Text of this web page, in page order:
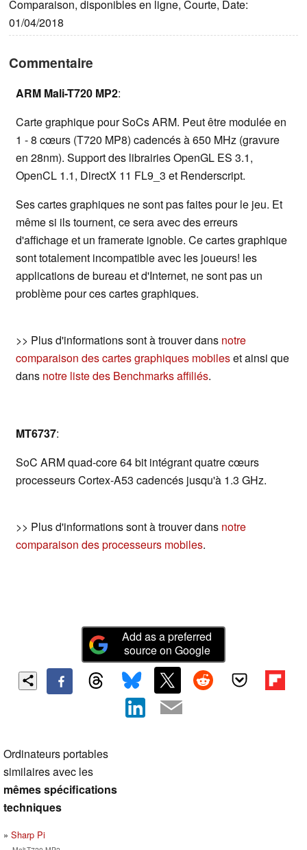
Comparaison, disponibles en ligne, Courte, Date:
01/04/2018
Commentaire
ARM Mali-T720 MP2:
Carte graphique pour SoCs ARM. Peut être modulée en
1 - 8 cœurs (T720 MP8) cadencés à 650 MHz (gravure
en 28nm). Support des librairies OpenGL ES 3.1,
OpenCL 1.1, DirectX 11 FL9_3 et Renderscript.
Ses cartes graphiques ne sont pas faites pour le jeu. Et
même si ils tournent, ce sera avec des erreurs
d'affichage et un framerate ignoble. Ce cartes graphique
sont totalement incompatible avec les joueurs! les
applications de bureau et d'Internet, ne sont pas un
problème pour ces cartes graphiques.
>> Plus d'informations sont à trouver dans notre
comparaison des cartes graphiques mobileset ainsi que
dans notre liste des Benchmarks affiliés.
MT6737:
SoC ARM quad-core 64 bit intégrant quatre cœurs
processeurs Cortex-A53 cadencés jusqu'à 1.3 GHz.
>> Plus d'informations sont à trouver dans notre
comparaison des processeurs mobiles.
Add as a preferred
source on Google
Ordinateurs portables
similaires avec les
mêmes spécifications
techniques
Sharp Pi